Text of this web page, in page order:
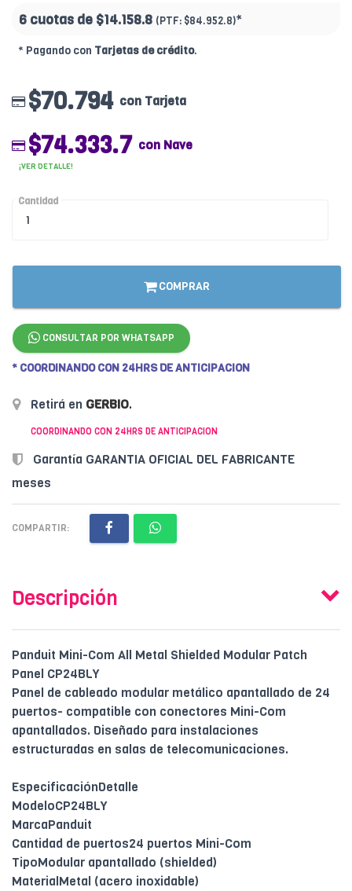
6 cuotas de $14.158.8 (PTF: $84.952.8)*
* Pagando con Tarjetas de crédito.
$70.794 con Tarjeta
$74.333.7 con Nave
¡VER DETALLE!
Cantidad
COMPRAR
CONSULTAR POR WHATSAPP
* COORDINANDO CON 24HRS DE ANTICIPACION
Retirá en GERBIO.
COORDINANDO CON 24HRS DE ANTICIPACION
Garantía GARANTIA OFICIAL DEL FABRICANTE
meses
COMPARTIR:
Descripción
Panduit Mini-Com All Metal Shielded Modular Patch
Panel CP24BLY
Panel de cableado modular metálico apantallado de 24
puertos- compatible con conectores Mini-Com
apantallados. Diseñado para instalaciones
estructuradas en salas de telecomunicaciones.
EspecificaciónDetalle
ModeloCP24BLY
MarcaPanduit
Cantidad de puertos24 puertos Mini-Com
TipoModular apantallado (shielded)
MaterialMetal (acero inoxidable)